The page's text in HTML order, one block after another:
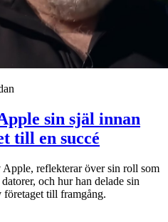
sin själ innan
till en succé
Apple, reflekterar över sin roll som
och hur han delade sin
företaget till framgång.